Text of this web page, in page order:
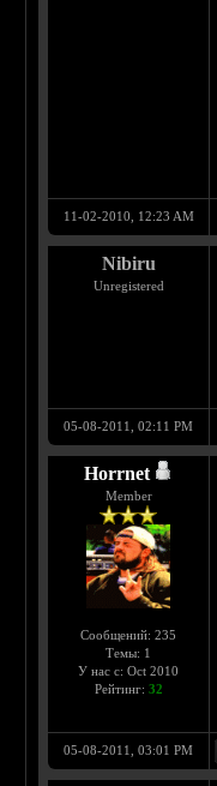
11-02-2010, 12:23 AM
Nibiru
Unregistered
05-08-2011, 02:11 PM
Horrnet
Member
Сообщений: 235
Темы: 1
У нас с: Oct 2010
Рейтинг: 32
05-08-2011, 03:01 PM